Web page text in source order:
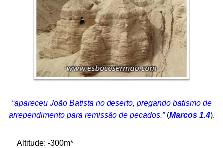
“apareceu João Batista no deserto, pregando batismo de
arrependimento para remissão de pecados.”(Marcos 1.4).
Altitude: -300m*